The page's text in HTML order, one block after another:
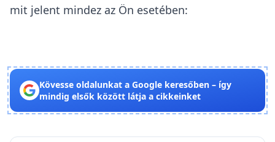
mit jelent mindez az Ön esetében:
Kövesse oldalunkat a Google keresőben – így
mindig elsők között látja a cikkeinket